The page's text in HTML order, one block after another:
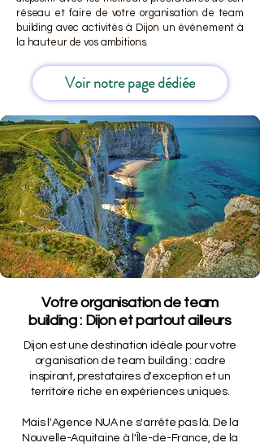
réseau et faire de votre organisation de team
building avec activités à Dijon un événement à
la hauteur de vos ambitions.
Voir notre page dédiée
Votre organisation de team
building : Dijon et partout ailleurs
Dijon est une destination idéale pour votre
organisation de team building : cadre
inspirant, prestataires d'exception et un
territoire riche en expériences uniques.
Mais l'Agence NUA ne s'arrête pas là. De la
Nouvelle-Aquitaine à l'Île-de-France, de la